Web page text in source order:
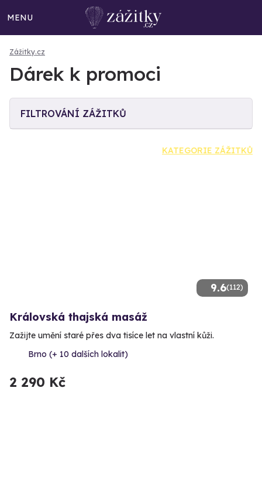
MENU
Zážitky.cz
Dárek k promoci
FILTROVÁNÍ ZÁŽITKŮ
KATEGORIE ZÁŽITKŮ
9.6(112)
Královská thajská masáž
Zažijte umění staré přes dva tisíce let na vlastní kůži.
Brno (+ 10 dalších lokalit)
2 290 Kč